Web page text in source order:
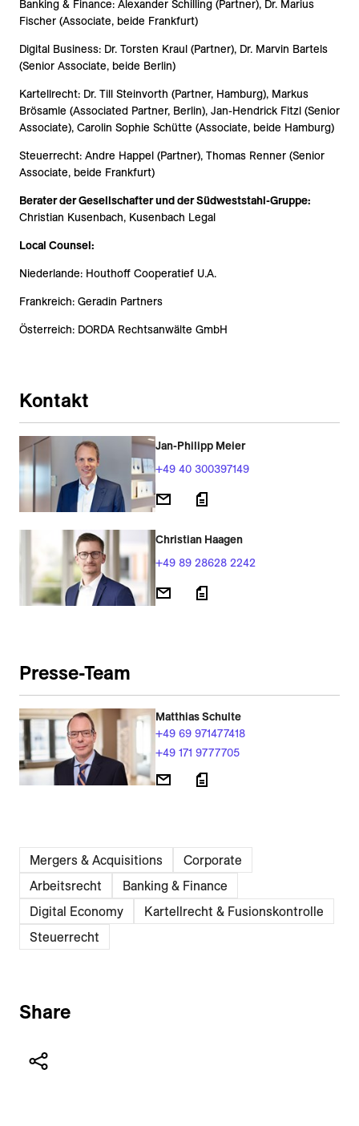
Banking & Finance: Alexander Schilling (Partner), Dr. Marius
Fischer (Associate, beide Frankfurt)
Digital Business: Dr. Torsten Kraul (Partner), Dr. Marvin Bartels
(Senior Associate, beide Berlin)
Kartellrecht: Dr. Till Steinvorth (Partner, Hamburg), Markus
Brösamle (Associated Partner, Berlin), Jan-Hendrick Fitzl (Senior
Associate), Carolin Sophie Schütte (Associate, beide Hamburg)
Steuerrecht: Andre Happel (Partner), Thomas Renner (Senior
Associate, beide Frankfurt)
Berater der Gesellschafter und der Südweststahl-Gruppe:
Christian Kusenbach, Kusenbach Legal
Local Counsel:
Niederlande: Houthoff Cooperatief U.A.
Frankreich: Geradin Partners
Österreich: DORDA Rechtsanwälte GmbH
Kontakt
Jan-Philipp Meier
+49 40 300397149
Christian Haagen
+49 89 28628 2242
Presse-Team
Matthias Schulte
+49 69 971477418
+49 171 9777705
Mergers & Acquisitions
Corporate
Arbeitsrecht
Banking & Finance
Digital Economy
Kartellrecht & Fusionskontrolle
Steuerrecht
Share